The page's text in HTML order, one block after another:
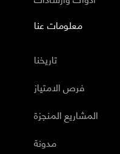
معلومات عنا
تاريخنا
فرص الامتياز
المشاريع المنجزة
مدونة